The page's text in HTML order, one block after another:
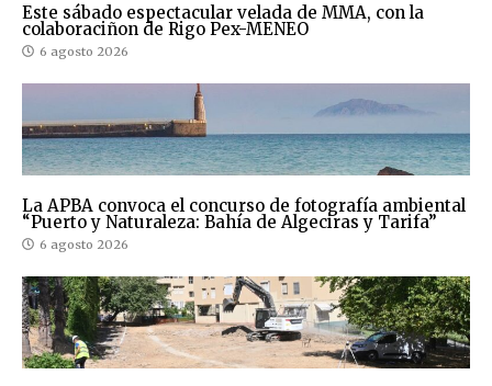
Este sábado espectacular velada de MMA, con la
colaboraciñon de Rigo Pex-MENEO
6 agosto 2026
La APBA convoca el concurso de fotografía ambiental
“Puerto y Naturaleza: Bahía de Algeciras y Tarifa”
6 agosto 2026